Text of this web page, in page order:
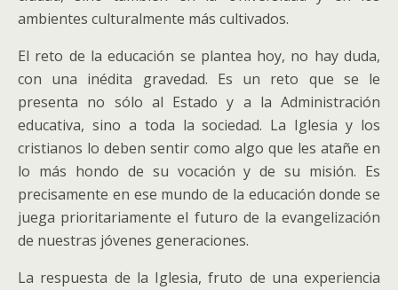
ambientes culturalmente más cultivados.
El reto de la educación se plantea hoy, no hay duda,
con una inédita gravedad. Es un reto que se le
presenta no sólo al Estado y a la Administración
educativa, sino a toda la sociedad. La Iglesia y los
cristianos lo deben sentir como algo que les atañe en
lo más hondo de su vocación y de su misión. Es
precisamente en ese mundo de la educación donde se
juega prioritariamente el futuro de la evangelización
de nuestras jóvenes generaciones.
La respuesta de la Iglesia, fruto de una experiencia